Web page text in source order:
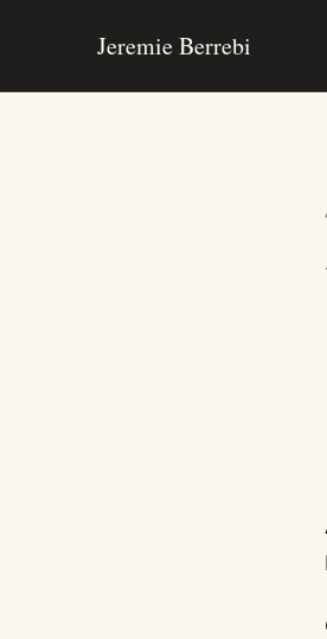
Jeremie Berrebi